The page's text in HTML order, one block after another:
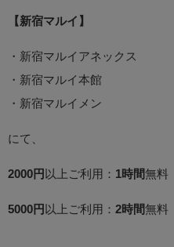
【新宿マルイ】
・新宿マルイアネックス
・新宿マルイ本館
・新宿マルイメン
にて、
2000円 以上ご利用： 1時間無料
5000円 以上ご利用： 2時間無料